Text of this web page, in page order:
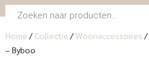
Producten
zoeken
Home / Collectie /Woonaccessoires /
– Byboo